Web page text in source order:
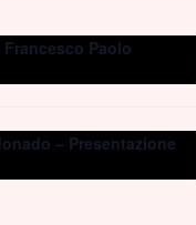
Paolo
– Presentazione